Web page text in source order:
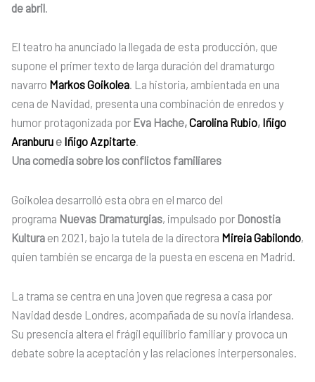
de abril
El teatro ha anunciado la llegada de esta producción, que
supone el primer texto de larga duración del dramaturgo
navarro Markos Goikolea. La historia, ambientada en una
cena de Navidad, presenta una combinación de enredos y
humor protagonizada por Eva Hache,Carolina Rubio, Iñigo
Aranburu e Iñigo Azpitarte.
Una comedia sobre los conflictos familiares
Goikolea desarrolló esta obra en el marco del
programa Nuevas Dramaturgias, impulsado por Donostia
Kultura en 2021, bajo la tutela de la directora Mireia Gabilondo,
quien también se encarga de la puesta en escena en Madrid.
La trama se centra en una joven que regresa a casa por
Navidad desde Londres, acompañada de su novia irlandesa.
Su presencia altera el frágil equilibrio familiar y provoca un
debate sobre la aceptación y las relaciones interpersonales.